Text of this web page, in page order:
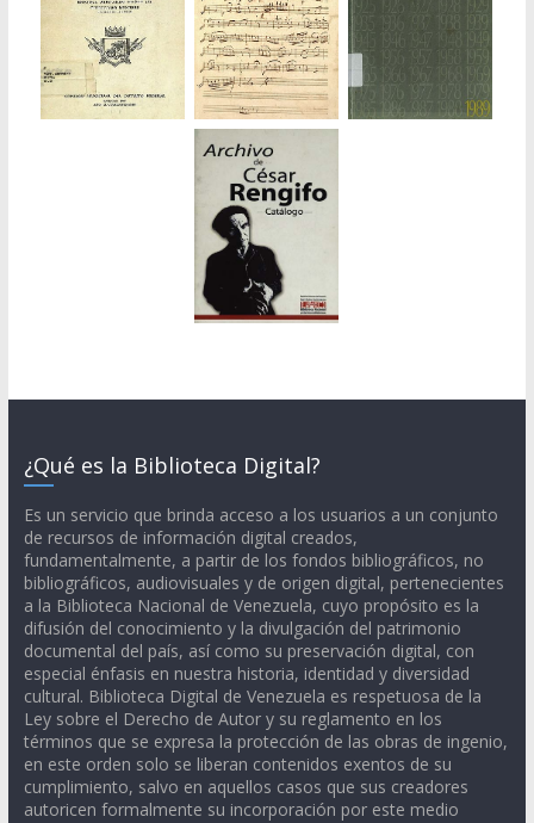
¿Qué es la Biblioteca Digital?
Es un servicio que brinda acceso a los usuarios a un conjunto
de recursos de información digital creados,
fundamentalmente, a partir de los fondos bibliográficos, no
bibliográficos, audiovisuales y de origen digital, pertenecientes
a la Biblioteca Nacional de Venezuela, cuyo propósito es la
difusión del conocimiento y la divulgación del patrimonio
documental del país, así como su preservación digital, con
especial énfasis en nuestra historia, identidad y diversidad
cultural. Biblioteca Digital de Venezuela es respetuosa de la
Ley sobre el Derecho de Autor y su reglamento en los
términos que se expresa la protección de las obras de ingenio,
en este orden solo se liberan contenidos exentos de su
cumplimiento, salvo en aquellos casos que sus creadores
autoricen formalmente su incorporación por este medio